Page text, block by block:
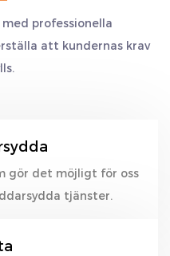
professionella
att kundernas krav
gör det möjligt för oss
tjänster.